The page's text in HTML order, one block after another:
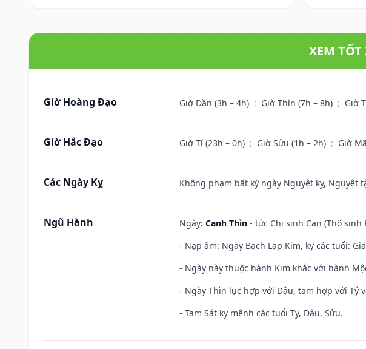
XEM
Giờ Hoàng Đạo Giờ Dần (3h – 4h) ; Giờ Thìn (7h – 8h) ; Giờ
Giờ Hắc Đạo Giờ Tí (23h – 0h) ; Giờ Sửu (1h – 2h) ; Giờ
Các Ngày Kỵ Không phạm bất kỳ ngày Nguyệt kỵ, Nguyệt
Ngũ Hành Ngày: Canh Thìn - tức Chi sinh Can (Thổ
- Nạp âm: Ngày Bạch Lạp Kim, kỵ các tuổi:
- Ngày này thuộc hành Kim khắc với hành
- Ngày Thìn lục hợp với Dậu, tam hợp với Tý
- Tam Sát kỵ mệnh các tuổi Tỵ, Dậu, Sửu.